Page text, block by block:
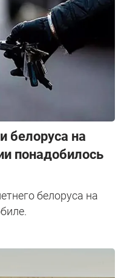
белоруса на
понадобилось
белоруса на